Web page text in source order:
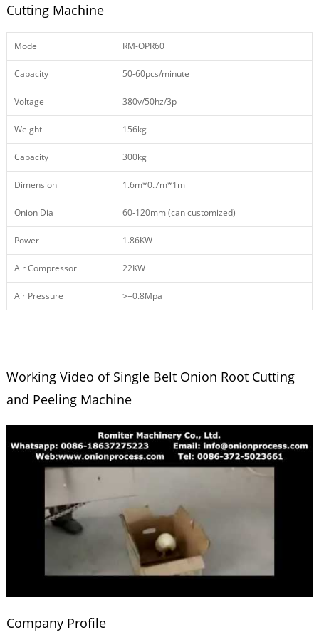
Cutting Machine
Model RM-OPR60
Capacity 50-60pcs/minute
Voltage 380v/50hz/3p
Weight 156kg
Capacity 300kg
Dimension 1.6m*0.7m*1m
Onion Dia 60-120mm (can customized)
Power 1.86KW
Air Compressor 22KW
Air Pressure >=0.8Mpa
Working Video of Single Belt Onion Root Cutting
and Peeling Machine
Company Profile